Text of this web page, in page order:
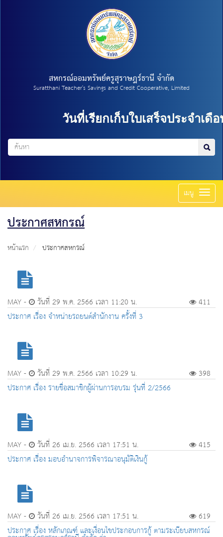
สหกรณ์ออมทรัพย์ครูสุราษฎร์ธานี จำกัด
Suratthani Teacher's Savings and Credit Cooperative, Limited
วันที่เรียกเก็บใบเสร็จประจำเดือน
เมนู Toggle
ประกาศสหกรณ์
หน้าแรก ประกาศสหกรณ์
MAY - วันที่ 29 พ.ค. 2566 เวลา 11:20 น.
411
ประกาศ เรื่อง จำหน่ายรถยนต์สำนักงาน ครั้งที่ 3
MAY - วันที่ 29 พ.ค. 2566 เวลา 10:29 น.
398
ประกาศ เรื่อง รายชื่อสมาชิกผู้ผ่านการอบรม รุ่นที่ 2/2566
MAY - วันที่ 26 เม.ย. 2566 เวลา 17:51 น.
415
ประกาศ เรื่อง มอบอำนาจการพิจารณาอนุมัติเงินกู้
MAY - วันที่ 26 เม.ย. 2566 เวลา 17:51 น.
619
ประกาศ เรื่อง หลักเกณฑ์ และเงื่อนไขประกอบการกู้ ตามระเบียบสหกรณ์